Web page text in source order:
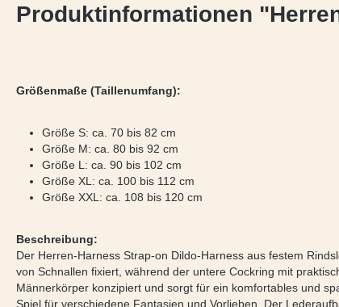
Produktinformationen
Größenmaße (Taillenumfang):
Größe S: ca. 70 bis 82 cm
Größe M: ca. 80 bis 92 cm
Größe L: ca. 90 bis 102 cm
Größe XL: ca. 100 bis 112 cm
Größe XXL: ca. 108 bis 120 cm
Beschreibung:
Der Herren-Harness Strap-on Dildo-Harness aus festem
von Schnallen fixiert, während der untere Cockring mit
Männerkörper konzipiert und sorgt für ein komfortables und
Spiel für verschiedene Fantasien und Vorlieben. Der